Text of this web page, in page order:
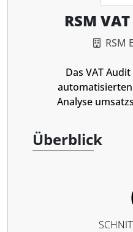
RSM
RSM
Das VAT
Analyse
Überblick